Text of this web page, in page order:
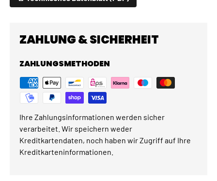
ZAHLUNG & SICHERHEIT
ZAHLUNGSMETHODEN
Ihre Zahlungsinformationen werden sicher
verarbeitet. Wir speichern weder
Kreditkartendaten, noch haben wir Zugriff auf Ihre
Kreditkarteninformationen.